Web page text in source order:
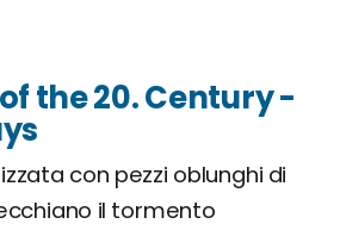
the 20. Century -
con pezzi oblunghi di
il tormento